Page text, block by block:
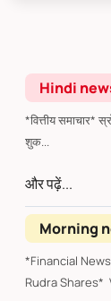
Hindi
*वित्तीय समाचार* स्रोत: प्रमुख समाचार पत्र *संकलित द्वारा रुद्रा शेयर्स* वंदे मातरम्
शुक...
और पढ़ें...
Morning
*Financial
Rudra Shares*